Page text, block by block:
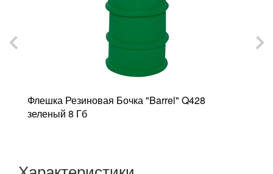
Флешка Резиновая Бочка "Barrel" Q428
зеленый 8 Гб